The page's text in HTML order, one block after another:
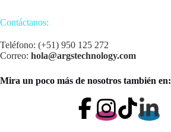
Contáctanos:
Teléfono: (+51) 950 125 272
Correo: hola@argstechnology.com
Mira un poco más de nosotros también en: